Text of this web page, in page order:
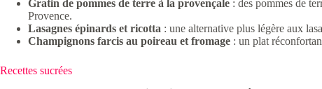
Gratin de pommes de terre à la provençale : des pommes de
Provence.
Lasagnes épinards et ricotta : une alternative plus légère aux
Champignons farcis au poireau et fromage : un plat
Recettes sucrées